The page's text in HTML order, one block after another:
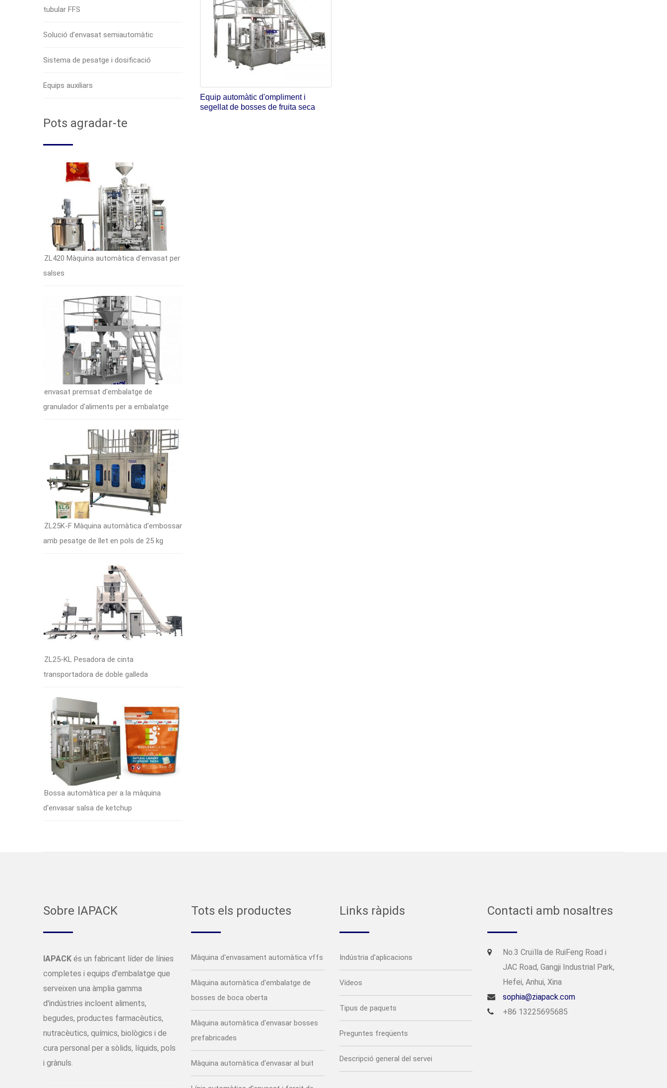
tubular FFS
Solució d’envasat semiautomàtic
Sistema de pesatge i dosificació
Equips auxiliars
Pots agradar-te
ZL420 Màquina automàtica d'envasat per
salses
envasat premsat d'embalatge de
granulador d'aliments per a embalatge
ZL25K-F Màquina automàtica d'embossar
amb pesatge de llet en pols de 25 kg
ZL25-KL Pesadora de cinta
transportadora de doble galleda
Bossa automàtica per a la màquina
d'envasar salsa de ketchup
Equip automàtic d'ompliment i
segellat de bosses de fruita seca
Sobre IAPACK
IAPACK és un fabricant líder de línies
completes i equips d'embalatge que
serveixen una àmplia gamma
d'indústries incloent aliments,
begudes, productes farmacèutics,
nutracèutics, químics, biològics i de
cura personal per a sòlids, líquids, pols
i grànuls.
Tots els productes
Màquina d'envasament automàtica vffs
Màquina automàtica d'embalatge de
bosses de boca oberta
Màquina automàtica d'envasar bosses
prefabricades
Màquina automàtica d'envasar al buit
Links ràpids
Indústria d'aplicacions
Vídeos
Tipus de paquets
Preguntes freqüents
Descripció general del servei
Contacti amb nosaltres
No.3 Cruïlla de RuiFeng Road i
JAC Road, Gangji Industrial Park,
Hefei, Anhui, Xina
sophia@ziapack.com
+86 13225695685